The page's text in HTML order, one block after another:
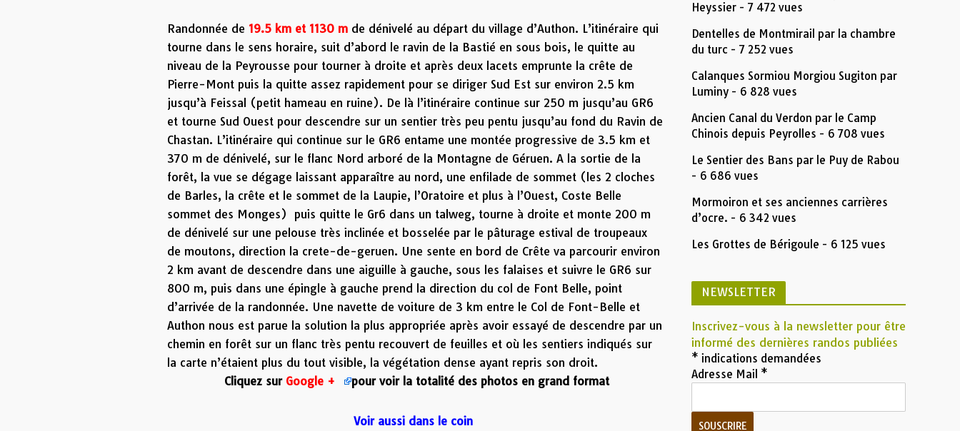
Randonnée de 19.5 km et 1130 m de dénivelé au départ du village d’Authon. L’itinéraire qui
tourne dans le sens horaire, suit d’abord le ravin de la Bastié en sous bois, le quitte au
niveau de la Peyrousse pour tourner à droite et après deux lacets emprunte la crête de
Pierre-Mont puis la quitte assez rapidement pour se diriger Sud Est sur environ 2.5 km
jusqu’à Feissal (petit hameau en ruine). De là l’itinéraire continue sur 250 m jusqu’au GR6
et tourne Sud Ouest pour descendre sur un sentier très peu pentu jusqu’au fond du Ravin de
Chastan. L’itinéraire qui continue sur le GR6 entame une montée progressive de 3.5 km et
370 m de dénivelé, sur le flanc Nord arboré de la Montagne de Géruen. A la sortie de la
forêt, la vue se dégage laissant apparaître au nord, une enfilade de sommet (les 2 cloches
de Barles, la crête et le sommet de la Laupie, l’Oratoire et plus à l’Ouest, Coste Belle
sommet des Monges) puis quitte le Gr6 dans un talweg, tourne à droite et monte 200 m
de dénivelé sur une pelouse très inclinée et bosselée par le pâturage estival de troupeaux
de moutons, direction la crete-de-geruen. Une sente en bord de Crête va parcourir environ
2 km avant de descendre dans une aiguille à gauche, sous les falaises et suivre le GR6 sur
800 m, puis dans une épingle à gauche prend la direction du col de Font Belle, point
d’arrivée de la randonnée. Une navette de voiture de 3 km entre le Col de Font-Belle et
Authon nous est parue la solution la plus appropriée après avoir essayé de descendre par un
chemin en forêt sur un flanc très pentu recouvert de feuilles et où les sentiers indiqués sur
la carte n’étaient plus du tout visible, la végétation dense ayant repris son droit.
Cliquez sur Google + pour voir la totalité des photos en grand format
Voir aussi dans le coin
Heyssier - 7 472 vues
Dentelles de Montmirail par la chambre
du turc - 7 252 vues
Calanques Sormiou Morgiou Sugiton par
Luminy - 6 828 vues
Ancien Canal du Verdon par le Camp
Chinois depuis Peyrolles - 6 708 vues
Le Sentier des Bans par le Puy de Rabou
- 6 686 vues
Mormoiron et ses anciennes carrières
d’ocre. - 6 342 vues
Les Grottes de Bérigoule - 6 125 vues
NEWSLETTER
Inscrivez-vous à la newsletter pour être
informé des dernières randos publiées
* indications demandées
Adresse Mail *